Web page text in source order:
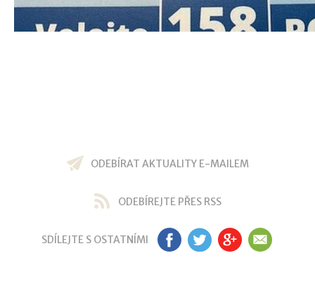
ODEBÍRAT AKTUALITY E-MAILEM
ODEBÍREJTE PŘES RSS
SDÍLEJTE S OSTATNÍMI FB TW GP EM